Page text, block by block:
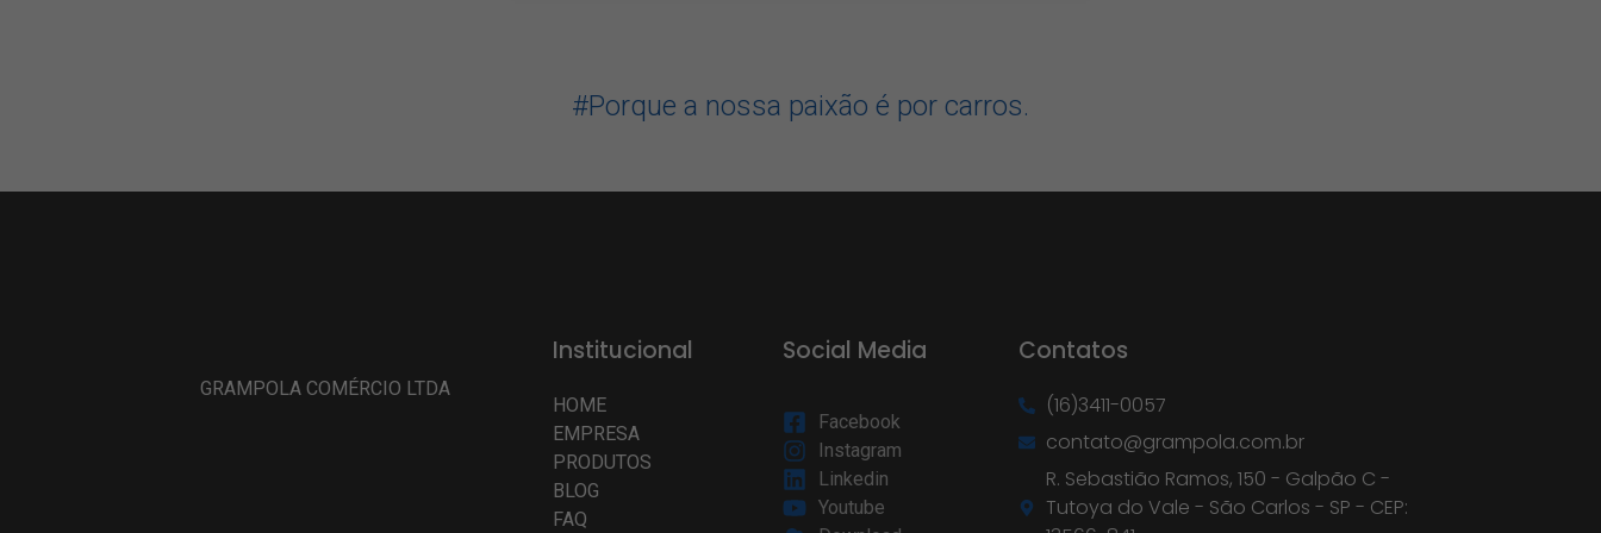
#Porque a nossa paixão é por carros.
GRAMPOLA COMÉRCIO LTDA
Institucional
HOME
EMPRESA
PRODUTOS
BLOG
FAQ
Social Media
Facebook
Instagram
Linkedin
Youtube
Contatos
(16)3411-0057
contato@grampola.com.br
R. Sebastião Ramos, 150 - Galpão C -
Tutoya do Vale - São Carlos - SP - CEP: